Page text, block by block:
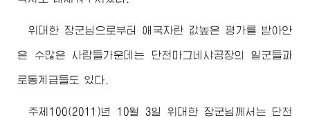
위대한 장군님 으로부터 애국자란 값높은 평가를 받아안
은 수많은 사람들가운데는 단천마그네샤공장의 일군들과
로동계급들도 있다.
주체100(2011)년 10월 3일 위대한 장군님께서 는 단천